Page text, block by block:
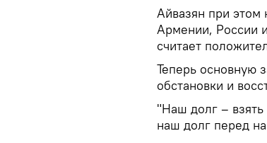
Айвазян при этом
Армении, России
считает
Теперь основную
обстановки и
"Наш долг – взять
наш долг перед